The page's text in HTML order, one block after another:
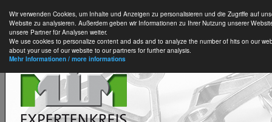
Wir verwenden Cookies, um Inhalte und Anzeigen zu personalisieren und die Zugriffe auf
Website zu analysieren. Außerdem geben wir Informationen zu Ihrer Nutzung unserer
unsere Partner für Analysen weiter.
We use cookies to personalize content and ads and to analyze the number of hits on our
about your use of our website to our partners for further analysis.
Mehr Informationen / more informations